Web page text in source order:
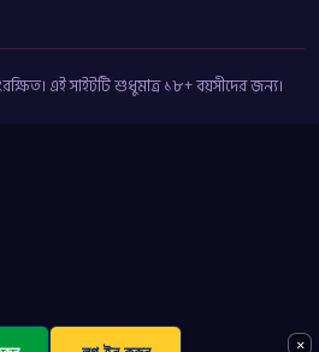
এই সাইটটি শুধুমাত্র ১৮+ বয়সীদের জন্য।
×